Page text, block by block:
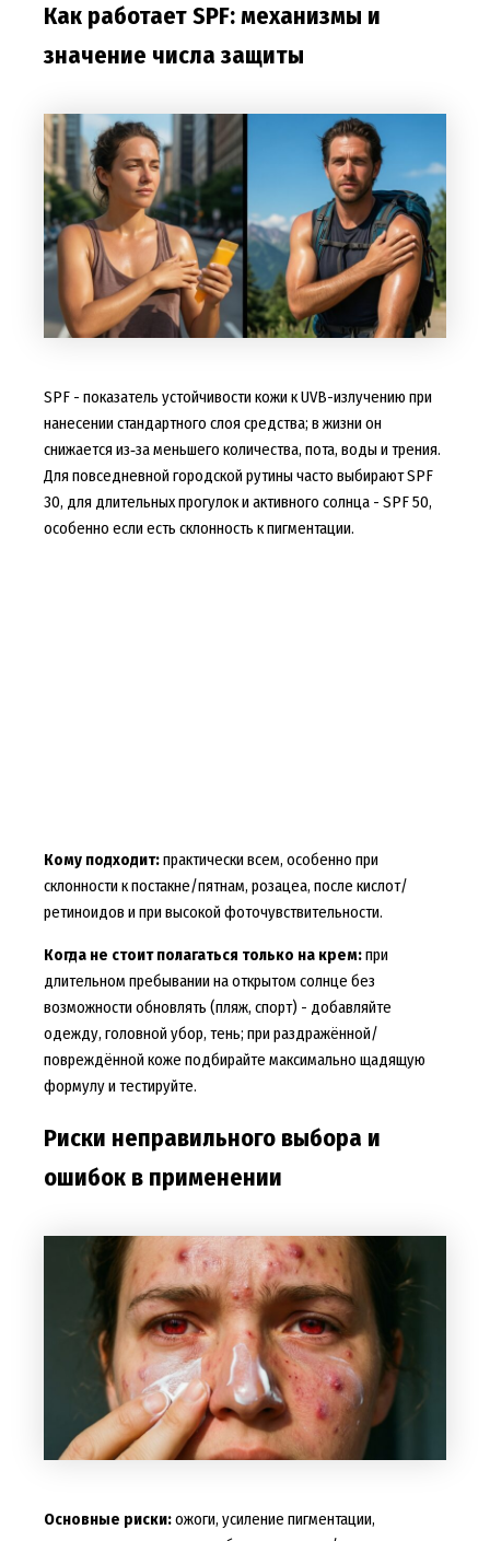
Как работает SPF: механизмы и
значение числа защиты
SPF - показатель устойчивости кожи к UVB-излучению при
нанесении стандартного слоя средства; в жизни он
снижается из‑за меньшего количества, пота, воды и трения.
Для повседневной городской рутины часто выбирают SPF
30, для длительных прогулок и активного солнца - SPF 50,
особенно если есть склонность к пигментации.
Кому подходит:практически всем, особенно при
склонности к постакне/пятнам, розацеа, после кислот/
ретиноидов и при высокой фоточувствительности.
Когда не стоит полагаться только на крем:при
длительном пребывании на открытом солнце без
возможности обновлять (пляж, спорт) - добавляйте
одежду, головной убор, тень; при раздражённой/
повреждённой коже подбирайте максимально щадящую
формулу и тестируйте.
Риски неправильного выбора и
ошибок в применении
Основные риски:ожоги, усиление пигментации,